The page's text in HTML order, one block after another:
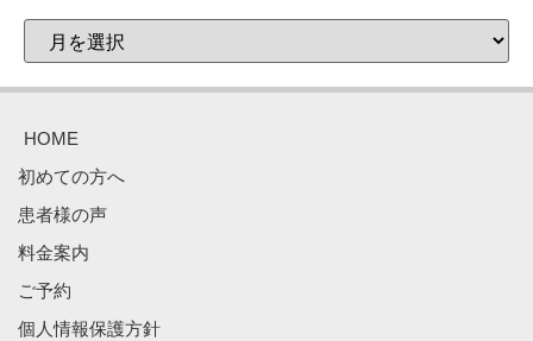
HOME
初めての方へ
患者様の声
料金案内
ご予約
個人情報保護方針